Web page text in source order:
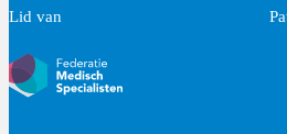
Lid van